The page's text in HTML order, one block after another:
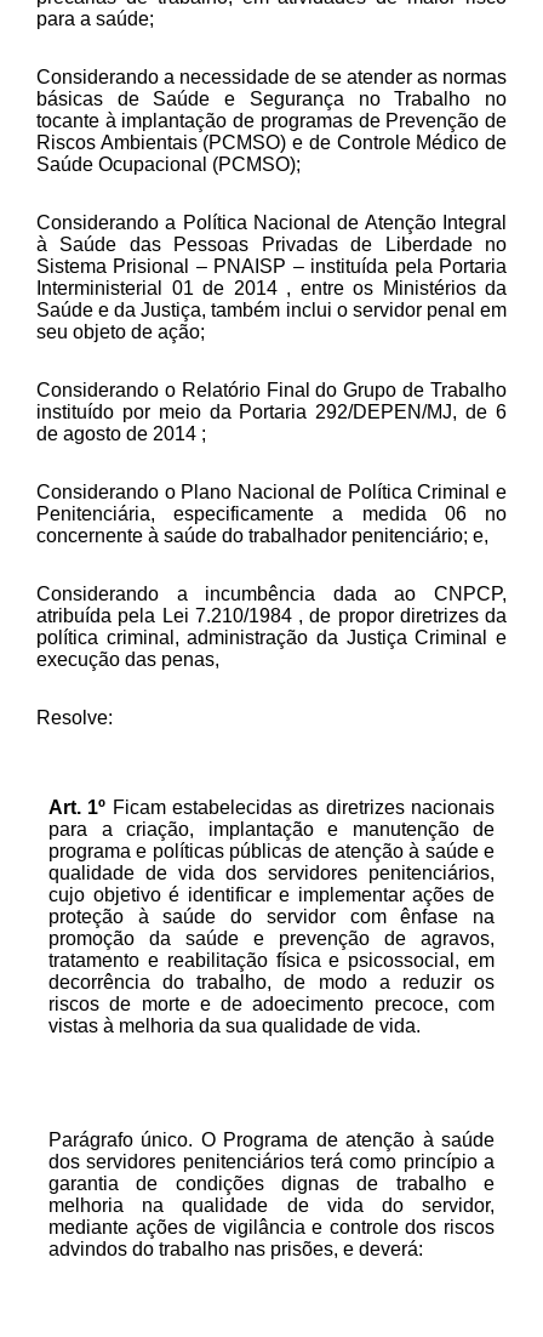
para a saúde;
Considerando a necessidade de se atender as normas
básicas de Saúde e Segurança no Trabalho no
tocante à implantação de programas de Prevenção de
Riscos Ambientais (PCMSO) e de Controle Médico de
Saúde Ocupacional (PCMSO);
Considerando a Política Nacional de Atenção Integral
à Saúde das Pessoas Privadas de Liberdade no
Sistema Prisional – PNAISP – instituída pela Portaria
Interministerial 01 de 2014 , entre os Ministérios da
Saúde e da Justiça, também inclui o servidor penal em
seu objeto de ação;
Considerando o Relatório Final do Grupo de Trabalho
instituído por meio da Portaria 292/DEPEN/MJ, de 6
de agosto de 2014 ;
Considerando o Plano Nacional de Política Criminal e
Penitenciária, especificamente a medida 06 no
concernente à saúde do trabalhador penitenciário; e,
Considerando a incumbência dada ao CNPCP,
atribuída pela Lei 7.210/1984 , de propor diretrizes da
política criminal, administração da Justiça Criminal e
execução das penas,
Resolve:
Art. 1º Ficam estabelecidas as diretrizes nacionais
para a criação, implantação e manutenção de
programa e políticas públicas de atenção à saúde e
qualidade de vida dos servidores penitenciários,
cujo objetivo é identificar e implementar ações de
proteção à saúde do servidor com ênfase na
promoção da saúde e prevenção de agravos,
tratamento e reabilitação física e psicossocial, em
decorrência do trabalho, de modo a reduzir os
riscos de morte e de adoecimento precoce, com
vistas à melhoria da sua qualidade de vida.
Parágrafo único. O Programa de atenção à saúde
dos servidores penitenciários terá como princípio a
garantia de condições dignas de trabalho e
melhoria na qualidade de vida do servidor,
mediante ações de vigilância e controle dos riscos
advindos do trabalho nas prisões, e deverá: